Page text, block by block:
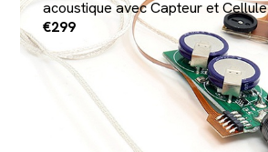
acoustique avec Capteur et Cellule
€299